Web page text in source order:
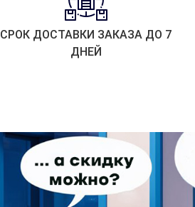
СРОК ДОСТАВКИ ЗАКАЗА ДО 7
ДНЕЙ